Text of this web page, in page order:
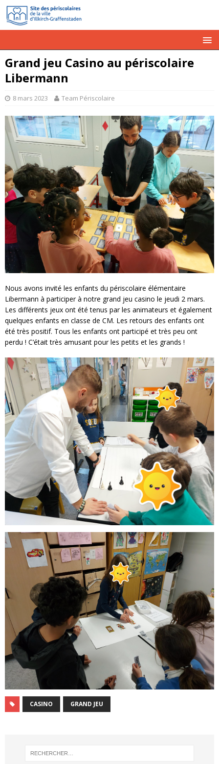
Grand jeu Casino au périscolaire
Libermann
8 mars 2023 Team Périscolaire
Nous avons invité les enfants du périscolaire élémentaire
Libermann à participer à notre grand jeu casino le jeudi 2 mars.
Les différents jeux ont été tenus par les animateurs et également
quelques enfants en classe de CM. Les retours des enfants ont
été très positif. Tous les enfants ont participé et très peu ont
perdu ! C’était très amusant pour les petits et les grands !
CASINO GRAND JEU